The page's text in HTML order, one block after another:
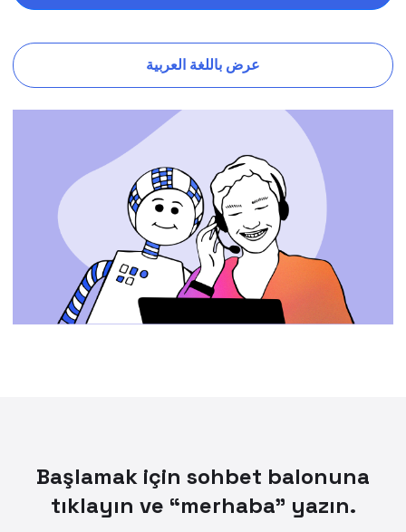
عرض باللغة العربية
Başlamak için sohbet balonuna
tıklayın ve “merhaba” yazın.